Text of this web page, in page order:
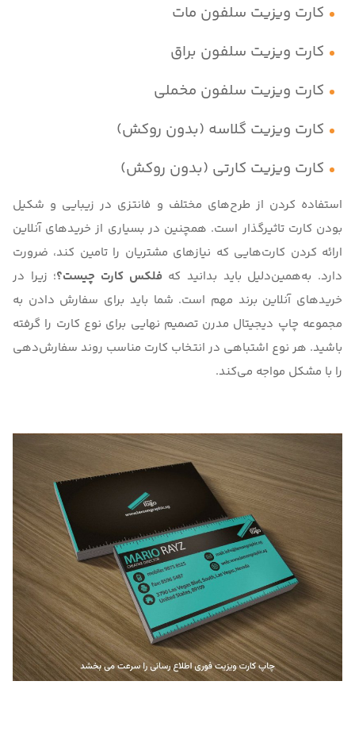
کارت ویزیت سلفون مات
کارت ویزیت سلفون براق
کارت ویزیت سلفون مخملی
کارت ویزیت گلاسه (بدون روکش)
کارت ویزیت کارتی (بدون روکش)
استفاده کردن از طرح‌های مختلف و فانتزی در زیبایی و شکیل
بودن کارت تاثیرگذار است. همچنین در بسیاری از خریدهای آنلاین
ارائه کردن کارت‌هایی که نیازهای مشتریان را تامین کند، ضرورت
دارد. به‌همین‌دلیل باید بدانید کهفلکس کارت چیست؟؛ زیرا در
خریدهای آنلاین برند مهم است. شما باید برای سفارش دادن به
مجموعه چاپ دیجیتال مدرن تصمیم نهایی برای نوع کارت را گرفته
باشید. هر نوع اشتباهی در انتخاب کارت مناسب روند سفارش‌دهی
را با مشکل مواجه می‌کند.